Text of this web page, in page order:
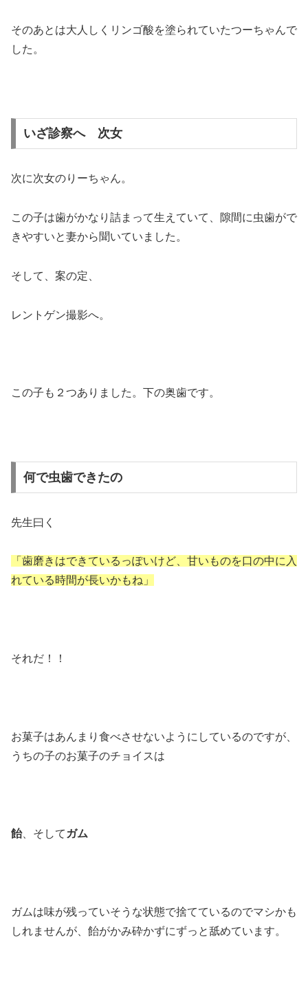
そのあとは大人しくリンゴ酸を塗られていたつーちゃんで
した。
いざ診察へ 次女
次に次女のりーちゃん。
この子は歯がかなり詰まって生えていて、隙間に虫歯がで
きやすいと妻から聞いていました。
そして、案の定、
レントゲン撮影へ。
この子も２つありました。下の奥歯です。
何で虫歯できたの
先生曰く
「歯磨きはできているっぽいけど、甘いものを口の中に入
れている時間が長いかもね」
それだ！！
お菓子はあんまり食べさせないようにしているのですが、
うちの子のお菓子のチョイスは
飴、そして ガム
ガムは味が残っていそうな状態で捨てているのでマシかも
しれませんが、飴がかみ砕かずにずっと舐めています。